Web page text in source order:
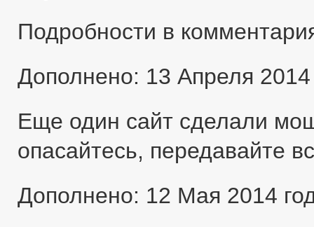
Подробности в
Дополнено: 13 Апреля 2014
Еще один сайт сделали
опасайтесь, передавайте
Дополнено: 12 Мая 2014